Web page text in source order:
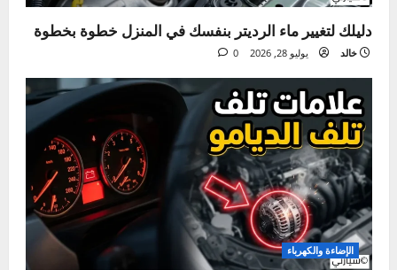
الصيانة الدورية
دليلك لتغيير ماء الرديتر بنفسك في المنزل خطوة بخطوة
خالد يوليو 28, 2026 0